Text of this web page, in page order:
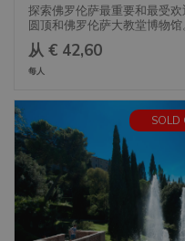
探索佛罗伦萨最重要和最受
圆顶和佛罗伦萨大教堂博物
的标志性圆顶，它矗立在圣
著名壁画。
文艺复兴艺术家的作品，包括
迪。成立于1891年的佛罗伦
母百花大教堂创作的原始艺术
太罗和吉贝尔蒂的作品。
曾经装饰大教堂和洗礼堂外墙
以保护它们免受天气影响。
佛罗伦萨大教堂博物馆内找
Duomo博物馆”，专门致力
术品和雕塑。
从 € 42,60
每人
SOLD